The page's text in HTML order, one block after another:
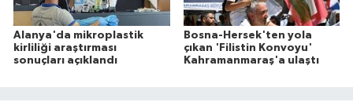
Alanya'da mikroplastik
kirliliği araştırması
sonuçları açıklandı
Bosna-Hersek'ten yola
çıkan 'Filistin Konvoyu'
Kahramanmaraş'a ulaştı